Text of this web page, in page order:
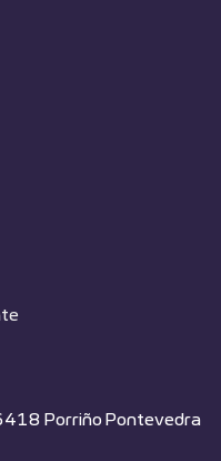
Porriño Pontevedra